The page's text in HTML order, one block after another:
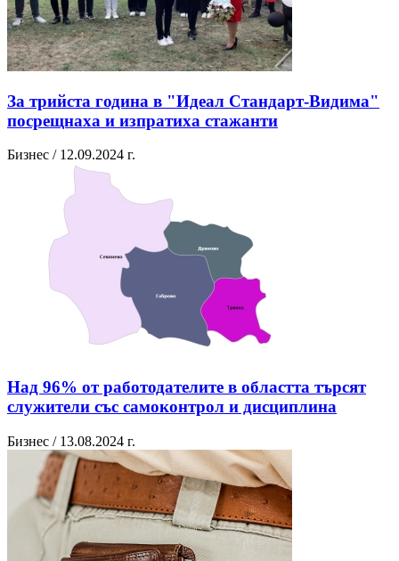
За трийста година в "Идеал Стандарт-Видима"
посрещнаха и изпратиха стажанти
Бизнес / 12.09.2024 г.
Над 96% от работодателите в областта търсят
служители със самоконтрол и дисциплина
Бизнес / 13.08.2024 г.